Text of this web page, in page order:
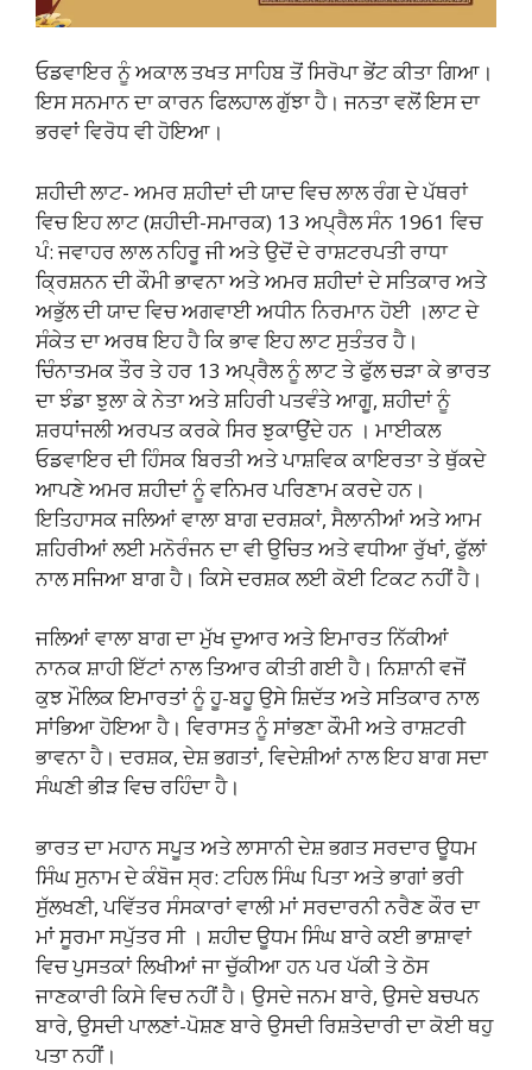
ਓਡਵਾਇਰ ਨੂੰ ਅਕਾਲ ਤਖਤ ਸਾਹਿਬ ਤੋਂ ਸਿਰੋਪਾ ਭੇਂਟ ਕੀਤਾ ਗਿਆ।
ਇਸ ਸਨਮਾਨ ਦਾ ਕਾਰਨ ਫਿਲਹਾਲ ਗੁੱਝਾ ਹੈ। ਜਨਤਾ ਵਲੋਂ ਇਸ ਦਾ
ਭਰਵਾਂ ਵਿਰੋਧ ਵੀ ਹੋਇਆ।
ਸ਼ਹੀਦੀ ਲਾਟ- ਅਮਰ ਸ਼ਹੀਦਾਂ ਦੀ ਯਾਦ ਵਿਚ ਲਾਲ ਰੰਗ ਦੇ ਪੱਥਰਾਂ
ਵਿਚ ਇਹ ਲਾਟ (ਸ਼ਹੀਦੀ-ਸਮਾਰਕ) 13 ਅਪ੍ਰੈਲ ਸੰਨ 1961 ਵਿਚ
ਪੰ: ਜਵਾਹਰ ਲਾਲ ਨਹਿਰੂ ਜੀ ਅਤੇ ਉਦੋਂ ਦੇ ਰਾਸ਼ਟਰਪਤੀ ਰਾਧਾ
ਕ੍ਰਿਸ਼ਨਨ ਦੀ ਕੌਮੀ ਭਾਵਨਾ ਅਤੇ ਅਮਰ ਸ਼ਹੀਦਾਂ ਦੇ ਸਤਿਕਾਰ ਅਤੇ
ਅਭੁੱਲ ਦੀ ਯਾਦ ਵਿਚ ਅਗਵਾਈ ਅਧੀਨ ਨਿਰਮਾਨ ਹੋਈ ।ਲਾਟ ਦੇ
ਸੰਕੇਤ ਦਾ ਅਰਥ ਇਹ ਹੈ ਕਿ ਭਾਵ ਇਹ ਲਾਟ ਸੁਤੰਤਰ ਹੈ।
ਚਿੰਨਾਤਮਕ ਤੌਰ ਤੇ ਹਰ 13 ਅਪ੍ਰੈਲ ਨੂੰ ਲਾਟ ਤੇ ਫੁੱਲ ਚੜਾ ਕੇ ਭਾਰਤ
ਦਾ ਝੰਡਾ ਝੁਲਾ ਕੇ ਨੇਤਾ ਅਤੇ ਸ਼ਹਿਰੀ ਪਤਵੰਤੇ ਆਗੂ, ਸ਼ਹੀਦਾਂ ਨੂੰ
ਸ਼ਰਧਾਂਜਲੀ ਅਰਪਤ ਕਰਕੇ ਸਿਰ ਝੁਕਾਉਂਦੇ ਹਨ । ਮਾਈਕਲ
ਓਡਵਾਇਰ ਦੀ ਹਿੰਸਕ ਬਿਰਤੀ ਅਤੇ ਪਾਸ਼ਵਿਕ ਕਾਇਰਤਾ ਤੇ ਥੁੱਕਦੇ
ਆਪਣੇ ਅਮਰ ਸ਼ਹੀਦਾਂ ਨੂੰ ਵਨਿਮਰ ਪਰਿਣਾਮ ਕਰਦੇ ਹਨ।
ਇਤਿਹਾਸਕ ਜਲਿਆਂ ਵਾਲਾ ਬਾਗ ਦਰਸ਼ਕਾਂ, ਸੈਲਾਨੀਆਂ ਅਤੇ ਆਮ
ਸ਼ਹਿਰੀਆਂ ਲਈ ਮਨੋਰੰਜਨ ਦਾ ਵੀ ਉਚਿਤ ਅਤੇ ਵਧੀਆ ਰੁੱਖਾਂ, ਫੁੱਲਾਂ
ਨਾਲ ਸਜਿਆ ਬਾਗ ਹੈ। ਕਿਸੇ ਦਰਸ਼ਕ ਲਈ ਕੋਈ ਟਿਕਟ ਨਹੀਂ ਹੈ।
ਜਲਿਆਂ ਵਾਲਾ ਬਾਗ ਦਾ ਮੁੱਖ ਦੁਆਰ ਅਤੇ ਇਮਾਰਤ ਨਿੱਕੀਆਂ
ਨਾਨਕ ਸ਼ਾਹੀ ਇੱਟਾਂ ਨਾਲ ਤਿਆਰ ਕੀਤੀ ਗਈ ਹੈ। ਨਿਸ਼ਾਨੀ ਵਜੋਂ
ਕੁਝ ਮੌਲਿਕ ਇਮਾਰਤਾਂ ਨੂੰ ਹੂ-ਬਹੂ ਉਸੇ ਸ਼ਿਦੱਤ ਅਤੇ ਸਤਿਕਾਰ ਨਾਲ
ਸਾਂਭਿਆ ਹੋਇਆ ਹੈ। ਵਿਰਾਸਤ ਨੂੰ ਸਾਂਭਣਾ ਕੌਮੀ ਅਤੇ ਰਾਸ਼ਟਰੀ
ਭਾਵਨਾ ਹੈ। ਦਰਸ਼ਕ, ਦੇਸ਼ ਭਗਤਾਂ, ਵਿਦੇਸ਼ੀਆਂ ਨਾਲ ਇਹ ਬਾਗ ਸਦਾ
ਸੰਘਣੀ ਭੀੜ ਵਿਚ ਰਹਿੰਦਾ ਹੈ।
ਭਾਰਤ ਦਾ ਮਹਾਨ ਸਪੂਤ ਅਤੇ ਲਾਸਾਨੀ ਦੇਸ਼ ਭਗਤ ਸਰਦਾਰ ਊਧਮ
ਸਿੰਘ ਸੁਨਾਮ ਦੇ ਕੰਬੋਜ ਸ੍ਰ: ਟਹਿਲ ਸਿੰਘ ਪਿਤਾ ਅਤੇ ਭਾਗਾਂ ਭਰੀ
ਸੁੱਲਖਣੀ, ਪਵਿੱਤਰ ਸੰਸਕਾਰਾਂ ਵਾਲੀ ਮਾਂ ਸਰਦਾਰਨੀ ਨਰੈਣ ਕੌਰ ਦਾ
ਮਾਂ ਸੂਰਮਾ ਸਪੁੱਤਰ ਸੀ । ਸ਼ਹੀਦ ਊਧਮ ਸਿੰਘ ਬਾਰੇ ਕਈ ਭਾਸ਼ਾਵਾਂ
ਵਿਚ ਪੁਸਤਕਾਂ ਲਿਖੀਆਂ ਜਾ ਚੁੱਕੀਆ ਹਨ ਪਰ ਪੱਕੀ ਤੇ ਠੋਸ
ਜਾਣਕਾਰੀ ਕਿਸੇ ਵਿਚ ਨਹੀਂ ਹੈ। ਉਸਦੇ ਜਨਮ ਬਾਰੇ, ਉਸਦੇ ਬਚਪਨ
ਬਾਰੇ, ਉਸਦੀ ਪਾਲਣਾਂ-ਪੋਸ਼ਣ ਬਾਰੇ ਉਸਦੀ ਰਿਸ਼ਤੇਦਾਰੀ ਦਾ ਕੋਈ ਥਹੁ
ਪਤਾ ਨਹੀਂ।